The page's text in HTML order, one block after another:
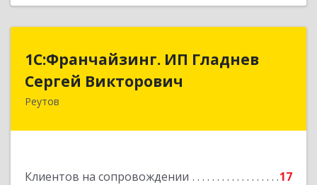
1С:Франчайзинг. ИП Гладнев
Сергей Викторович
Реутов
Клиентов на сопровождении 17
1С:Франчайзинг. ИП Гладнев
Сергей Викторович
143966, Московская обл, Реутов г, Парковая ул,